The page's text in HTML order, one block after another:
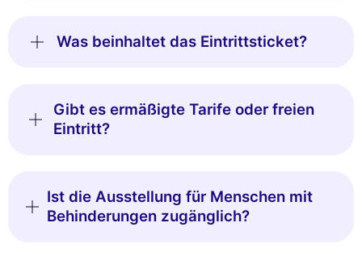
Was beinhaltet das Eintrittsticket?
Gibt es ermäßigte Tarife oder freien
Eintritt?
Ist die Ausstellung für Menschen mit
Behinderungen zugänglich?